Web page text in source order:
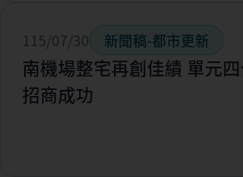
115/07/30 新聞稿-都市更新
南機場整宅再創佳績 單元
招商成功